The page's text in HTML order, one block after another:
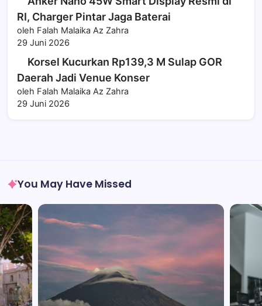
RI, Charger Pintar Jaga Baterai
oleh Falah Malaika Az Zahra
29 Juni 2026
Korsel Kucurkan Rp139,3 M Sulap GOR
Daerah Jadi Venue Konser
oleh Falah Malaika Az Zahra
29 Juni 2026
You May Have Missed